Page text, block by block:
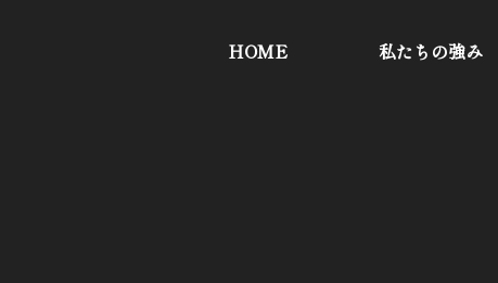
HOME 私たちの強み